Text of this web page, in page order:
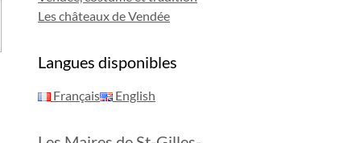
Les châteaux de Vendée
Langues disponibles
Français English